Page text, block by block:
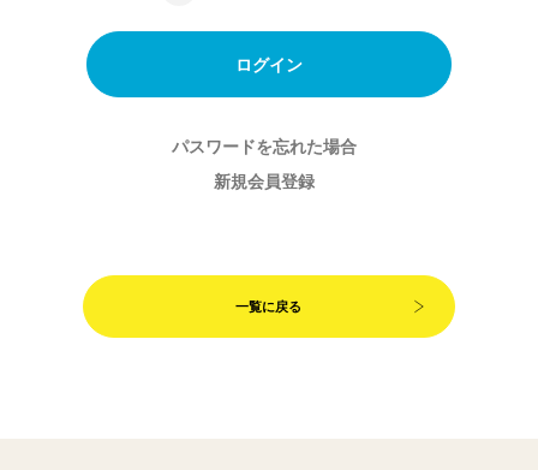
パスワードを忘れた場合
新規会員登録
一覧に戻る